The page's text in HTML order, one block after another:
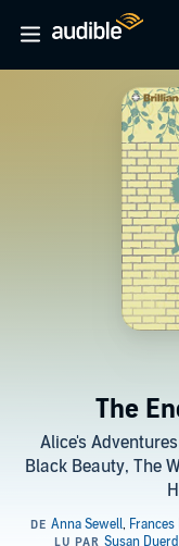
The
Alice's
Black Beauty, The